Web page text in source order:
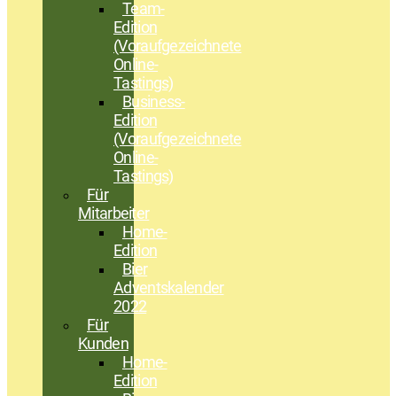
Team-
Edition
(Voraufgezeichnete
Online-
Tastings)
Business-
Edition
(Voraufgezeichnete
Online-
Tastings)
Für
Mitarbeiter
Home-
Edition
Bier
Adventskalender
2022
Für
Kunden
Home-
Edition